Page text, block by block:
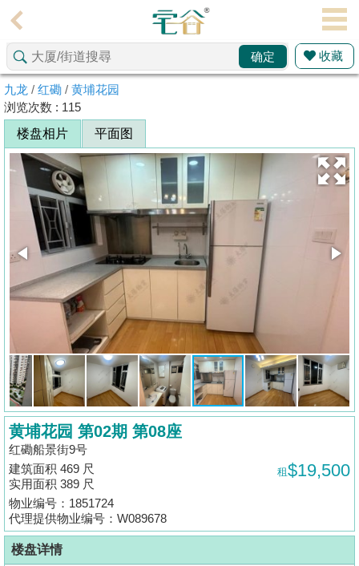
理
主
页
搵
楼/
成
交
放
盘
按
揭
地
产
博
客
地
产
新
确定 收藏
九龙 / 红磡 / 黄埔花园
浏览次数 : 115
楼盘相片
平面图
黄埔花园 第02期 第08座
红磡船景街9号
建筑面积 469 尺
实用面积 389 尺
租$19,500
物业编号：1851724
代理提供物业编号：W089678
楼盘详情